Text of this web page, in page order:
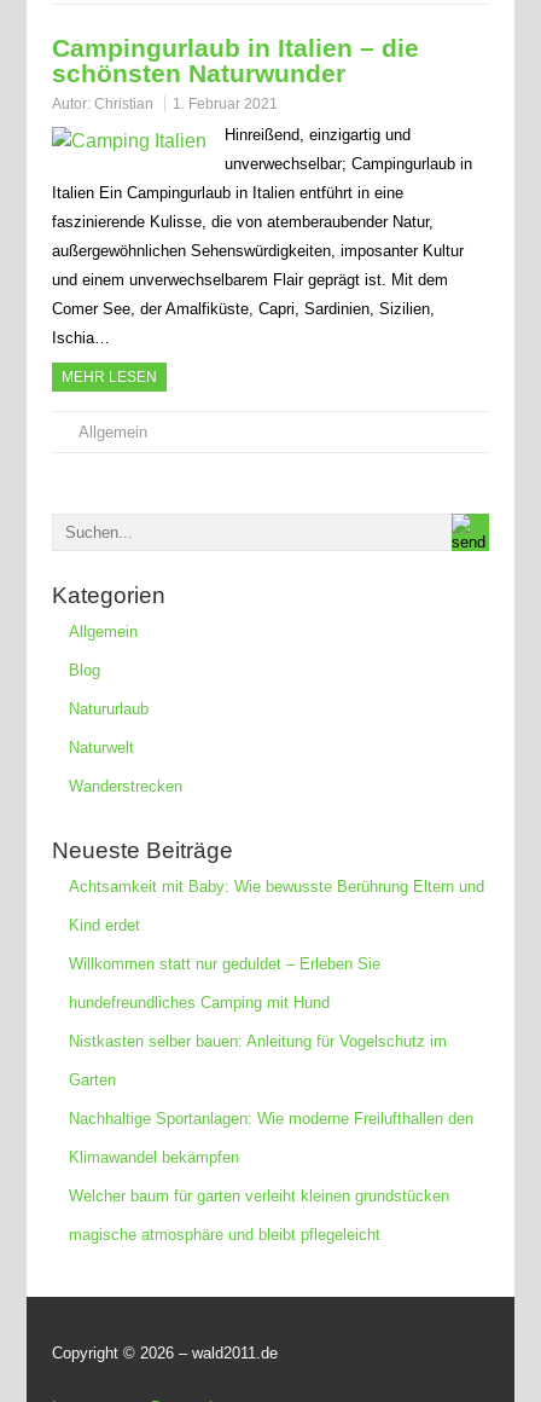
Campingurlaub in Italien – die
schönsten Naturwunder
Autor: Christian 1. Februar 2021
Hinreißend, einzigartig und
unverwechselbar; Campingurlaub in
Italien Ein Campingurlaub in Italien entführt in eine
faszinierende Kulisse, die von atemberaubender Natur,
außergewöhnlichen Sehenswürdigkeiten, imposanter Kultur
und einem unverwechselbarem Flair geprägt ist. Mit dem
Comer See, der Amalfiküste, Capri, Sardinien, Sizilien,
Ischia…
MEHR LESEN
Allgemein
Kategorien
Allgemein
Blog
Natururlaub
Naturwelt
Wanderstrecken
Neueste Beiträge
Achtsamkeit mit Baby: Wie bewusste Berührung Eltern und
Kind erdet
Willkommen statt nur geduldet – Erleben Sie
hundefreundliches Camping mit Hund
Nistkasten selber bauen: Anleitung für Vogelschutz im
Garten
Nachhaltige Sportanlagen: Wie moderne Freilufthallen den
Klimawandel bekämpfen
Welcher baum für garten verleiht kleinen grundstücken
magische atmosphäre und bleibt pflegeleicht
Copyright © 2026 – wald2011.de